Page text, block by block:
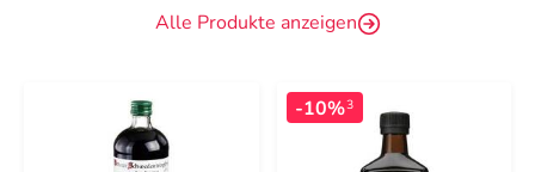
Alle Produkte anzeigen
-10%3